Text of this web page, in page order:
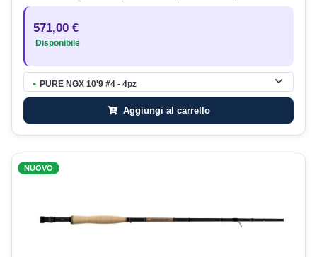
571,00 €
Disponibile
● PURE NGX 10'9 #4 - 4pz
Aggiungi al carrello
NUOVO